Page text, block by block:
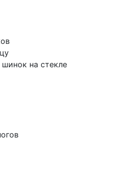
на стекле